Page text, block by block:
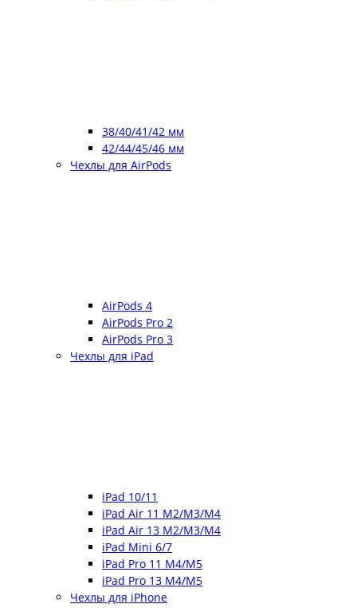
38/40/41/42 мм
42/44/45/46 мм
Чехлы для AirPods
AirPods 4
AirPods Pro 2
AirPods Pro 3
Чехлы для iPad
iPad 10/11
iPad Air 11 M2/M3/M4
iPad Air 13 M2/M3/M4
iPad Mini 6/7
iPad Pro 11 M4/M5
iPad Pro 13 M4/M5
Чехлы для iPhone